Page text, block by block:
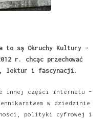
to są Okruchy Kultury –
r. chcąc przechować
lektur i fascynacji.
innej części internetu –
w dziedzinie
polityki cyfrowej i